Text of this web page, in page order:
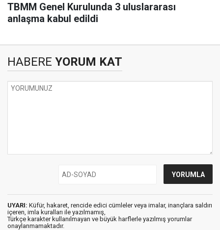
TBMM Genel Kurulunda 3 uluslararası
anlaşma kabul edildi
HABERE YORUM KAT
UYARI: Küfür, hakaret, rencide edici cümleler veya imalar, inançlara saldırı
içeren, imla kuralları ile yazılmamış,
Türkçe karakter kullanılmayan ve büyük harflerle yazılmış yorumlar
onaylanmamaktadır.